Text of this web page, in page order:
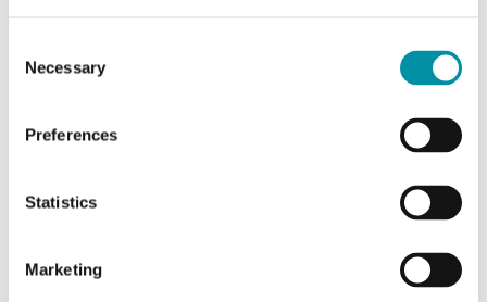
Selection
Necessary
Preferences
Statistics
Marketing
RCX-…, CE decl. (EN)
RCX-... Menu structure, ver. 2.1-1-01 (EN,
DE, FR, SV, DA, NL)